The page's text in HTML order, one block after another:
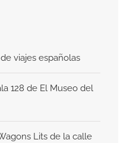
viajes españolas
128 de El Museo del
Lits de la calle